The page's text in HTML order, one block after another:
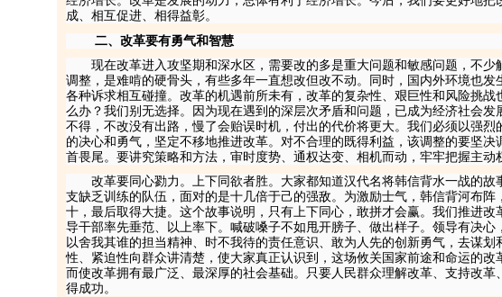
成、相互促进、相得益彰。
二、改革要有勇气和智慧
现在改革进入攻坚期和深水区，需要改的多是重大问题和敏感问题，不
调整，是难啃的硬骨头，有些多年一直想改但改不动。同时，国内外环境也发
各种诉求相互碰撞。改革的机遇前所未有，改革的复杂性、艰巨性和风险挑
么办？我们别无选择。因为现在遇到的深层次矛盾和问题，已成为经济社会发
不得，不改没有出路，慢了会贻误时机，付出的代价将更大。我们必须以强
的决心和勇气，坚定不移地推进改革。对不合理的既得利益，该调整的要坚
首畏尾。要讲究策略和方法，审时度势、通权达变、相机而动，牢牢把握主动
改革要同心勠力。上下同欲者胜。大家都知道汉代名将韩信背水一战的
支缺乏训练的队伍，面对的是十几倍于己的强敌。为激励士气，韩信背河布阵
十，最后取得大捷。这个故事说明，只有上下同心，敢拼才会赢。我们推进改
导干部率先垂范、以上率下。喊破嗓子不如甩开膀子、做出样子。领导有决心
以舍我其谁的担当精神、时不我待的责任意识、敢为人先的创新勇气，去谋
性、紧迫性向群众讲清楚，使大家真正认识到，这场攸关国家前途和命运的改
而使改革拥有最广泛、最深厚的社会基础。只要人民群众理解改革、支持改革
得成功。